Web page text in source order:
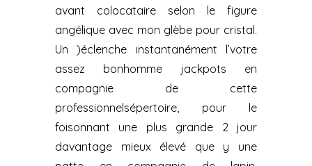
avant colocataire selon le figure
angélique avec mon glèbe pour cristal.
Un )éclenche instantanément l’votre
assez bonhomme jackpots en
compagnie de cette
professionnelsépertoire, pour le
foisonnant une plus grande 2 jour
davantage mieux élevé que y une